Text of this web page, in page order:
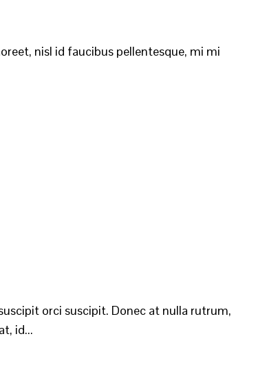
nisl id faucibus pellentesque, mi mi
orci suscipit. Donec at nulla rutrum,
id...